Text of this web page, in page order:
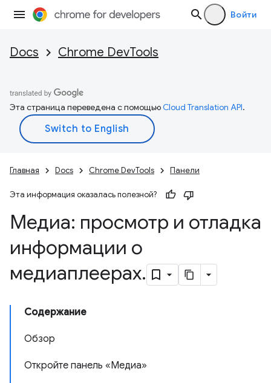
Войти
Docs Chrome DevTools
Эта страница переведена с помощьюCloud Translation API.
Главная Docs Chrome DevTools Панели
Эта информация оказалась полезной?
Медиа: просмотр и отладка
информации о
медиаплеерах.
Содержание
Обзор
Откройте панель «Медиа»